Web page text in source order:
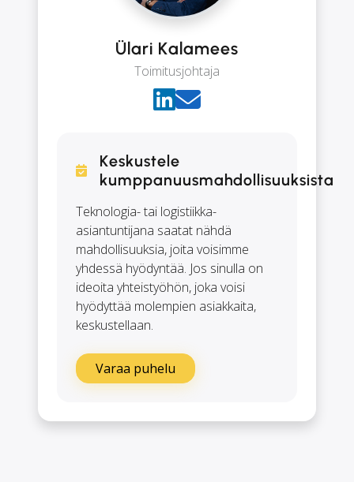
Ülari Kalamees
Toimitusjohtaja
Keskustele
kumppanuusmahdollisuuksista
Teknologia- tai logistiikka-
asiantuntijana saatat nähdä
mahdollisuuksia, joita voisimme
yhdessä hyödyntää. Jos sinulla on
ideoita yhteistyöhön, joka voisi
hyödyttää molempien asiakkaita,
keskustellaan.
Varaa puhelu